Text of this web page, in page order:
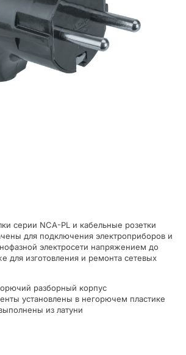
серии NCA-PL и кабельные розетки
для подключения электроприборов и
электросети напряжением до
для изготовления и ремонта сетевых
разборный корпус
установлены в негорючем пластике
из латуни